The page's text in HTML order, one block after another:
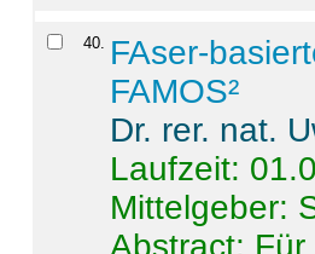
40. FAser-
FAMOS²
Dr. rer. nat.
Laufzeit:
Mittelgeber:
Abstract: